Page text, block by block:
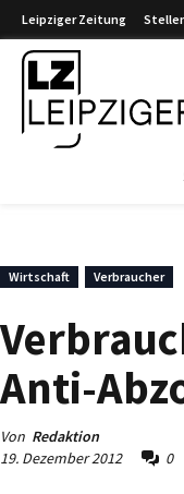
Leipziger Zeitung
Wirtschaft Verbraucher
Anti-
Von Redaktion
19. Dezember 2012
0